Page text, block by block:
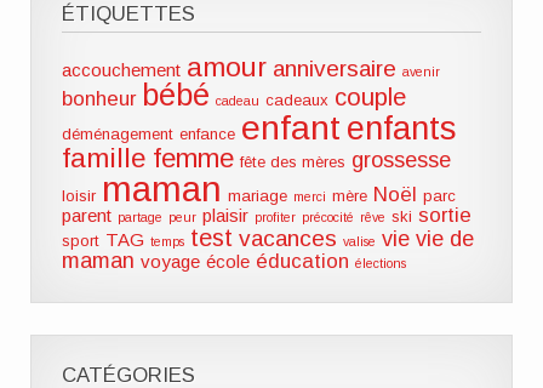
ÉTIQUETTES
accouchement amour anniversaire avenir
bonheur bébé cadeau cadeaux couple
déménagement enfance enfant enfants
famille femme fête des mères grossesse
loisir maman mariage merci mère Noël parc
parent partage peur plaisir profiter précocité rêve ski sortie
sport TAG temps test vacances valise vie vie de
maman voyage école éducation élections
CATÉGORIES